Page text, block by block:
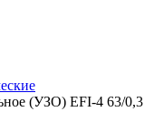
(УЗО) EFI-4 63/0,3